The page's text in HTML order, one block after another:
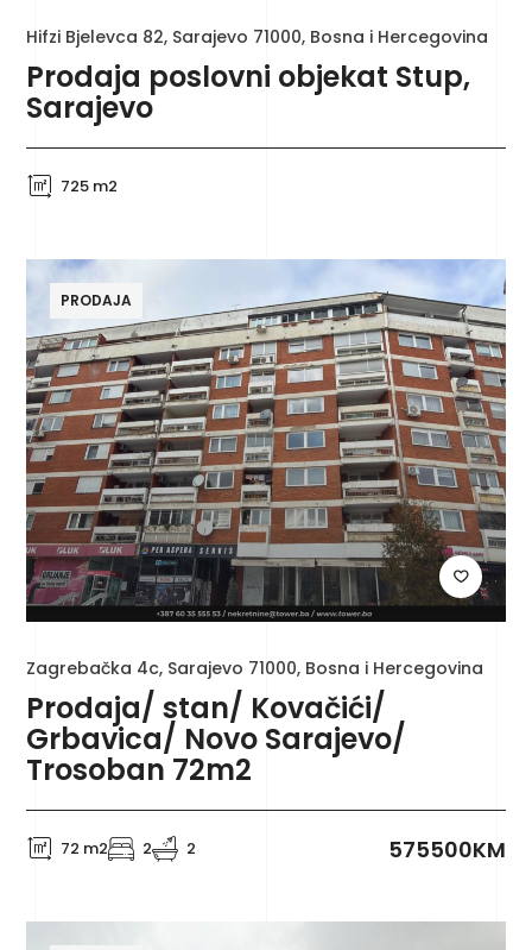
Hifzi Bjelevca 82, Sarajevo 71000, Bosna i Hercegovina
Prodaja poslovni objekat Stup,
Sarajevo
725 m2
PRODAJA
Zagrebačka 4c, Sarajevo 71000, Bosna i Hercegovina
Prodaja/ stan/ Kovačići/
Grbavica/ Novo Sarajevo/
Trosoban 72m2
72 m2 2 2 575500KM